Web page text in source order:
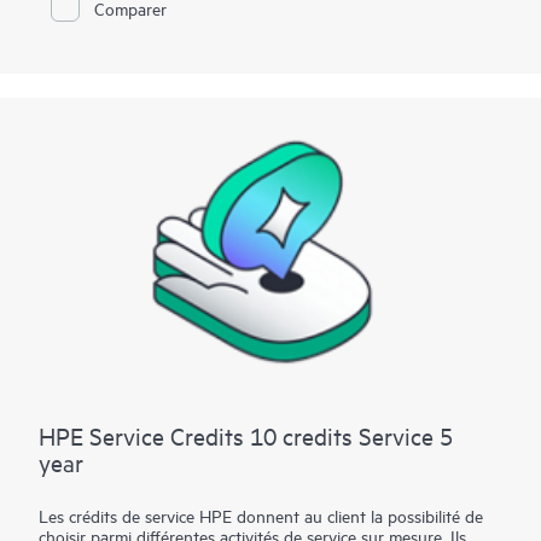
• Service Réparation sur appel HPE Foundation Care
Comparer
HPE Service Credits 10 credits Service 5
year
Les crédits de service HPE donnent au client la possibilité de
choisir parmi différentes activités de service sur mesure. Ils